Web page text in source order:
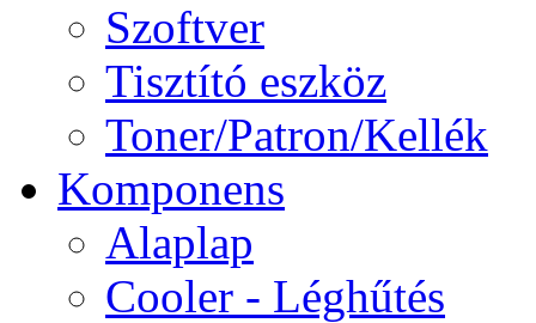
Szoftver
Tisztító eszköz
Toner/Patron/Kellék
Komponens
Alaplap
Cooler - Léghűtés